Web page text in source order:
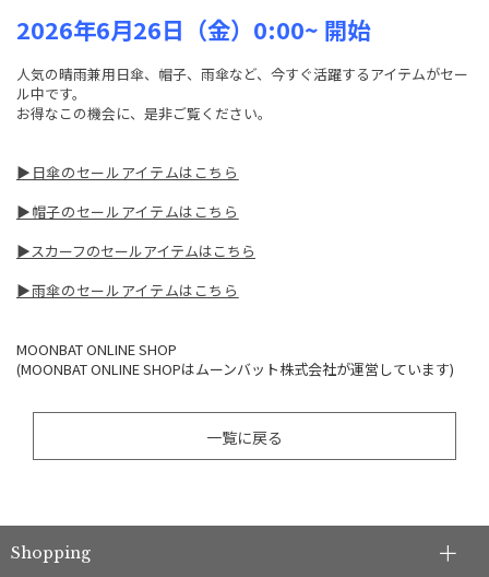
2026年6月26日（金）0:00~ 開始
人気の晴雨兼用日傘、帽子、雨傘など、 今すぐ活躍するアイテムがセー
ル中です。
お得なこの機会に、是非ご覧ください。
▶︎日傘のセールアイテムはこちら
▶︎帽子のセールアイテムはこちら
▶︎スカーフのセールアイテムはこちら
▶︎雨傘のセールアイテムはこちら
MOONBAT ONLINE SHOP
(MOONBAT ONLINE SHOPはムーンバット株式会社が運営しています)
一覧に戻る
Shopping